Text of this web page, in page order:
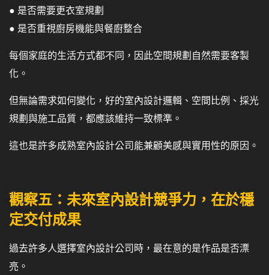
● 是否需要更衣室規劃
● 是否重視廚房機能與餐廚整合
每個家庭的生活方式都不同，因此空間規劃自然需要客製
化。
但無論需求如何變化，好的室內設計邏輯、空間比例、採光
規劃與施工品質，都應該維持一致標準。
這也是許多成熟室內設計公司能兼顧美感與實用性的原因。
觀察五：未來室內設計競爭力，在於穩
定交付成果
過去許多人選擇室內設計公司時，最在意的是作品是否漂
亮。